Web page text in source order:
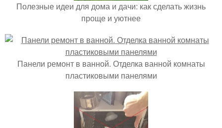
Полезные идеи для дома и дачи: как сделать жизнь
проще и уютнее
Панели ремонт в ванной. Отделка ванной комнаты
пластиковыми панелями